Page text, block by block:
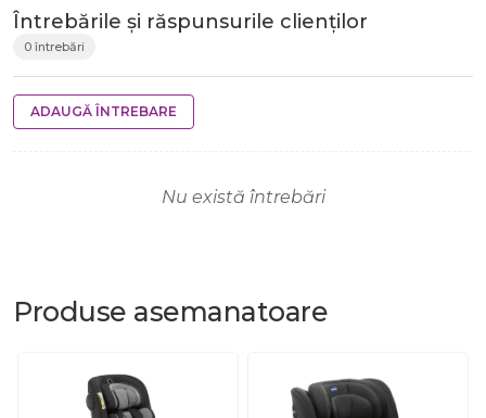
Întrebările și răspunsurile clienților
0 întrebări
ADAUGĂ ÎNTREBARE
Nu există întrebări
Produse asemanatoare